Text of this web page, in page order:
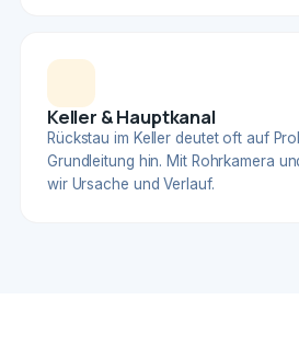
Keller & Hauptkanal
Rückstau im Keller deutet oft auf
Grundleitung hin. Mit Rohrkamera
wir Ursache und Verlauf.